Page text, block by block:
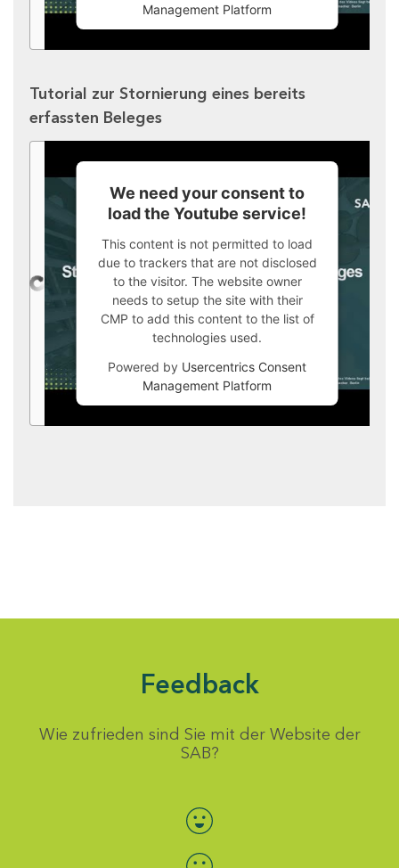
Management Platform
Tutorial zur Stornierung eines bereits
erfassten Beleges
We need your consent to
load the Youtube service!
This content is not permitted to load
due to trackers that are not disclosed
to the visitor. The website owner
needs to setup the site with their
CMP to add this content to the list of
technologies used.
Powered by Usercentrics Consent
Management Platform
Feedback
Wie zufrieden sind Sie mit der Website der
SAB?
Bewertung auswählen